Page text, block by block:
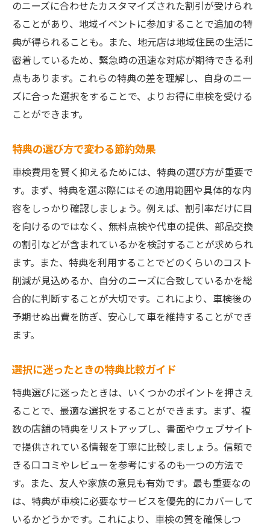
のニーズに合わせたカスタマイズされた割引が受けられ
ることがあり、地域イベントに参加することで追加の特
典が得られることも。また、地元店は地域住民の生活に
密着しているため、緊急時の迅速な対応が期待できる利
点もあります。これらの特典の差を理解し、自身のニー
ズに合った選択をすることで、よりお得に車検を受ける
ことができます。
特典の選び方で変わる節約効果
車検費用を賢く抑えるためには、特典の選び方が重要で
す。まず、特典を選ぶ際にはその適用範囲や具体的な内
容をしっかり確認しましょう。例えば、割引率だけに目
を向けるのではなく、無料点検や代車の提供、部品交換
の割引などが含まれているかを検討することが求められ
ます。また、特典を利用することでどのくらいのコスト
削減が見込めるか、自分のニーズに合致しているかを総
合的に判断することが大切です。これにより、車検後の
予期せぬ出費を防ぎ、安心して車を維持することができ
ます。
選択に迷ったときの特典比較ガイド
特典選びに迷ったときは、いくつかのポイントを押さえ
ることで、最適な選択をすることができます。まず、複
数の店舗の特典をリストアップし、書面やウェブサイト
で提供されている情報を丁寧に比較しましょう。信頼で
きる口コミやレビューを参考にするのも一つの方法で
す。また、友人や家族の意見も有効です。最も重要なの
は、特典が車検に必要なサービスを優先的にカバーして
いるかどうかです。これにより、車検の質を確保しつ